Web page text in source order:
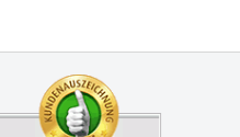
Zertifikate